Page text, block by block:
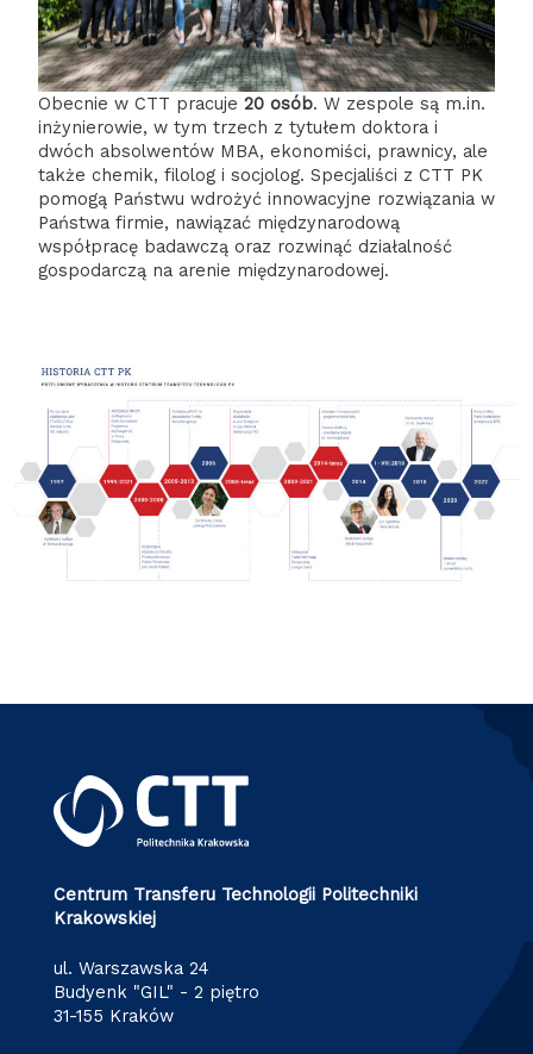
Obecnie w CTT pracuje 20 osób. W zespole są m.in.
inżynierowie, w tym trzech z tytułem doktora i
dwóch absolwentów MBA, ekonomiści, prawnicy, ale
także chemik, filolog i socjolog. Specjaliści z CTT PK
pomogą Państwu wdrożyć innowacyjne rozwiązania w
Państwa firmie, nawiązać międzynarodową
współpracę badawczą oraz rozwinąć działalność
gospodarczą na arenie międzynarodowej.
Centrum Transferu Technologii Politechniki
Krakowskiej
ul. Warszawska 24
Budyenk "GIL" - 2 piętro
31-155 Kraków